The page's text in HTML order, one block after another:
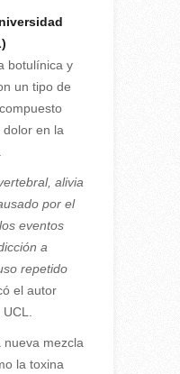
botulínica y
un tipo de
dolor en la
alivia
por el
eventos
a
repetido
el autor
nueva mezcla
la toxina